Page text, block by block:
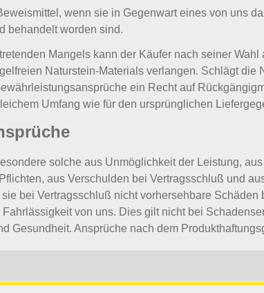
wenn sie in Gegenwart eines von uns
behandelt worden sind.
Mangels kann der Käufer nach seiner
Naturstein-Materials verlangen. Schlägt die
ein Recht auf
Umfang wie für den ursprünglichen
solche aus Unmöglichkeit der Leistung,
aus Verschulden bei Vertragsschluß und
bei Vertragsschluß nicht vorhersehbare Schäden
von uns. Dies gilt nicht bei
Gesundheit. Ansprüche nach dem
vollständigen Erfüllung unserer